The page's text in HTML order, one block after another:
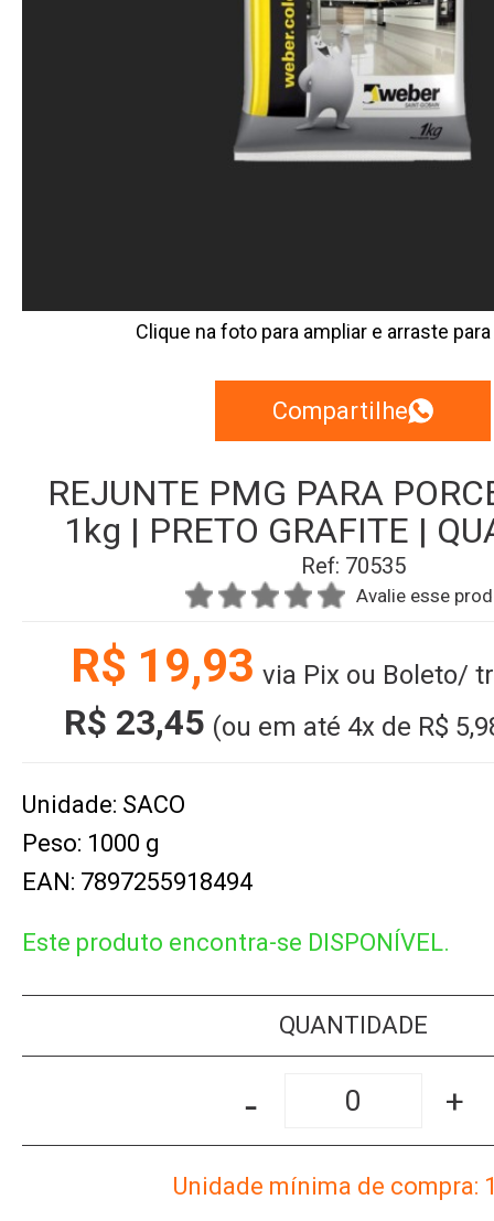
Clique na foto para ampliar e arraste
Compartilhe
REJUNTE PMG PARA
1kg | PRETO GRAFITE |
Ref: 70535
Avalie esse
R$ 19,93 via Pix ou Boleto/
R$ 23,45 (ou em até 4x de R$
Unidade: SACO
Peso: 1000 g
EAN: 7897255918494
Este produto encontra-se DISPONÍVEL.
QUANTIDADE
- +
Unidade mínima de compra: